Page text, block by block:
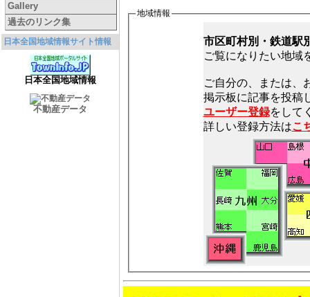
Gallery
過去のリンク集
日本全国地域情報サイト情報
日本全国地域情報
不動産データ
地域情報
市区町村別・鉄道駅
ご覧になりたい地域
ご自分の、または、
ユーザー登録をして
詳しい登録方法はこ